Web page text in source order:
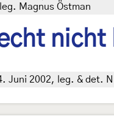
Magnus Östman
nicht
Juni 2002, leg. & det.